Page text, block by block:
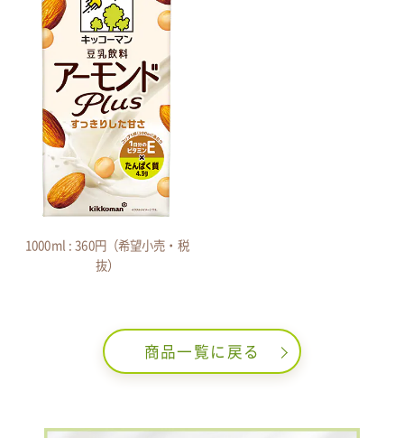
1000ml : 360円（希望小売・税
抜）
商品一覧に戻る